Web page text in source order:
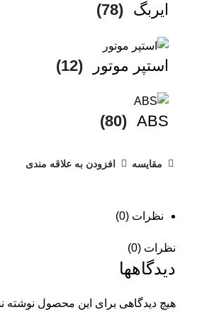
ایربگ (78)
استپر موتور (12)
ABS
(80)
مقایسه افزودن به علاقه مندی
نظرات (0)
نظرات (0)
دیدگاهها
هیچ دیدگاهی برای این محصول